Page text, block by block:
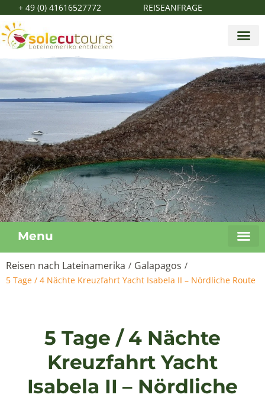
+ 49 (0) 41616527772 REISEANFRAGE
Menu
Reisen nach Lateinamerika / Galapagos /
5 Tage / 4 Nächte Kreuzfahrt Yacht Isabela II – Nördliche Route
5 Tage / 4 Nächte
Kreuzfahrt Yacht
Isabela II – Nördliche